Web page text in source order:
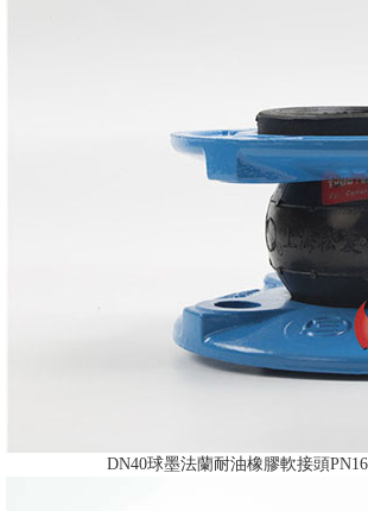
DN40球墨法蘭耐油橡膠軟接頭PN16